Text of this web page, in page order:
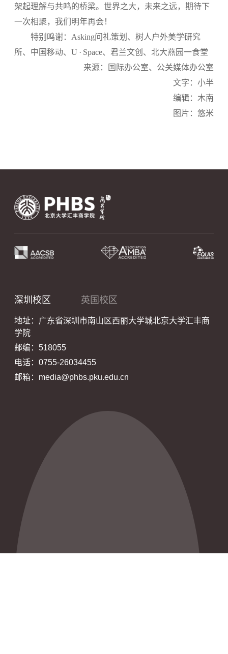
架起理解与共鸣的桥梁。世界之大，未来之远，期待下
一次相聚，我们明年再会！
特别鸣谢：Asking问礼策划、树人户外美学研究
所、中国移动、U · Space、君兰文创、北大燕园一食堂
来源：国际办公室、公关媒体办公室
文字：小半
编辑：木南
图片：悠米
深圳校区 英国校区
地址：广东省深圳市南山区西丽大学城北京大学汇丰商
学院
邮编：518055
电话：0755-26034455
邮箱：media@phbs.pku.edu.cn